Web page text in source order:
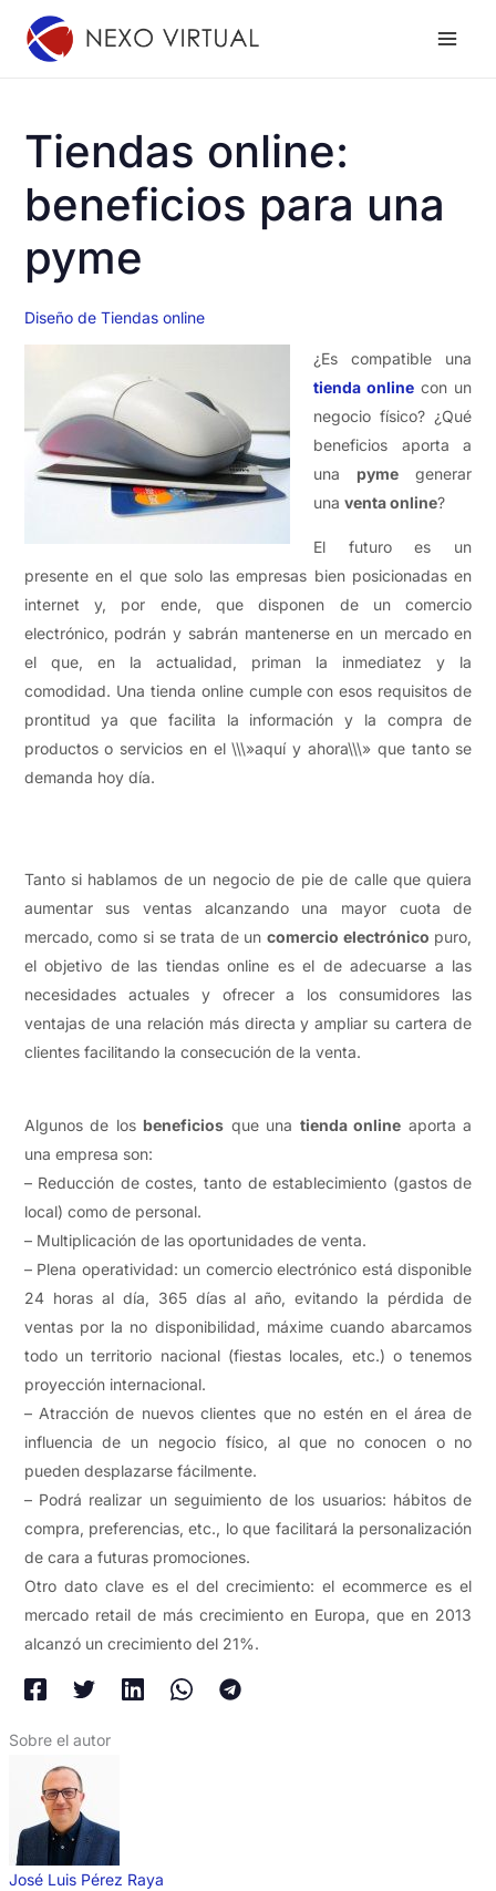
Tiendas online:
beneficios para una
pyme
Diseño de Tiendas online
¿Es compatible una
tienda onlinecon un
negocio físico? ¿Qué
beneficios aporta a
una pyme generar
una venta online?
El futuro es un
presente en el que solo las empresas bien posicionadas en
internet y, por ende, que disponen de un comercio
electrónico, podrán y sabrán mantenerse en un mercado en
el que, en la actualidad, priman la inmediatez y la
comodidad. Una tienda online cumple con esos requisitos de
prontitud ya que facilita la información y la compra de
productos o servicios en el \\\»aquí y ahora\\\» que tanto se
demanda hoy día.
Tanto si hablamos de un negocio de pie de calle que quiera
aumentar sus ventas alcanzando una mayor cuota de
mercado, como si se trata de uncomercio electrónico puro,
el objetivo de las tiendas online es el de adecuarse a las
necesidades actuales y ofrecer a los consumidores las
ventajas de una relación más directa y ampliar su cartera de
clientes facilitando la consecución de la venta.
Algunos de los beneficios que una tienda online aporta a
una empresa son:
– Reducción de costes, tanto de establecimiento (gastos de
local) como de personal.
– Multiplicación de las oportunidades de venta.
– Plena operatividad: un comercio electrónico está disponible
24 horas al día, 365 días al año, evitando la pérdida de
ventas por la no disponibilidad, máxime cuando abarcamos
todo un territorio nacional (fiestas locales, etc.) o tenemos
proyección internacional.
– Atracción de nuevos clientes que no estén en el área de
influencia de un negocio físico, al que no conocen o no
pueden desplazarse fácilmente.
– Podrá realizar un seguimiento de los usuarios: hábitos de
compra, preferencias, etc., lo que facilitará la personalización
de cara a futuras promociones.
Otro dato clave es el del crecimiento: el ecommerce es el
mercado retail de más crecimiento en Europa, que en 2013
alcanzó un crecimiento del 21%.
Sobre el autor
José Luis Pérez Raya